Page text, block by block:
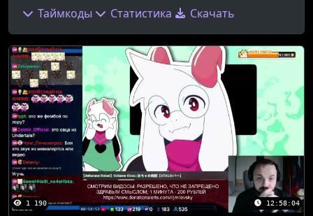
Таймкоды Статистика Скачать
1 190 12:58:04